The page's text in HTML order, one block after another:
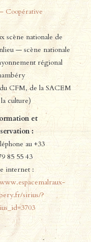
Coopérative
scène nationale de
— scène nationale
régional
CFM, de la SACEM
culture)
et
:
au +33
85 55 43
internet :
sirius/?